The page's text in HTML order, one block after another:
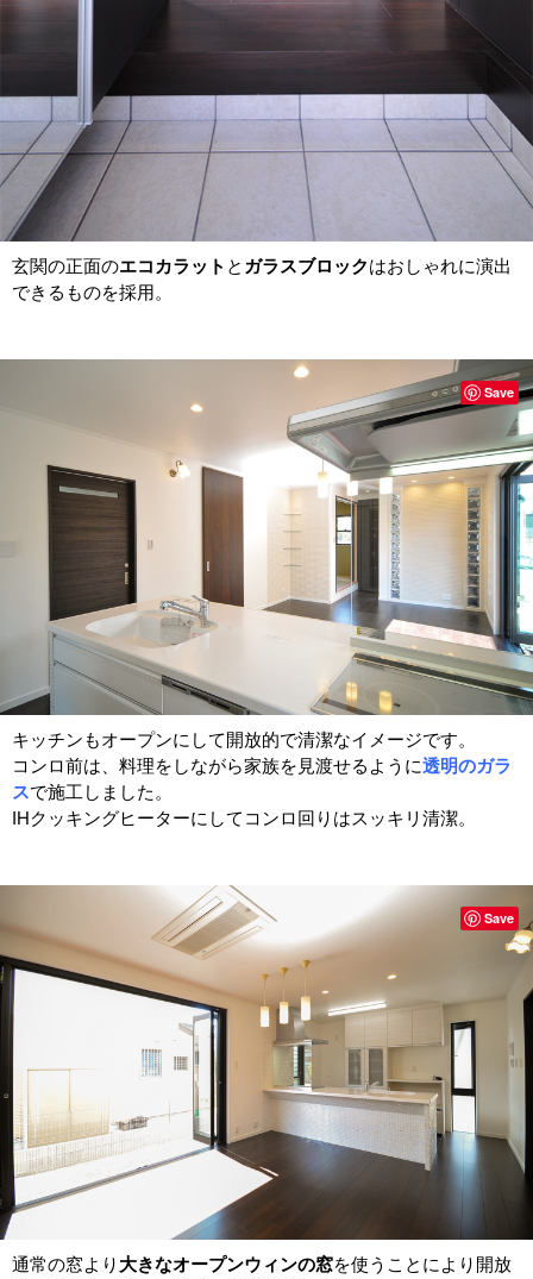
玄関の正面のエコカラット と ガラスブロックはおしゃれに演出
できるものを採用。
キッチンもオープンにして開放的で清潔なイメージです。
コンロ前は、料理をしながら家族を見渡せるように透明のガラ
スで施工しました。
IHクッキングヒーターにしてコンロ回りはスッキリ清潔。
Save
通常の窓より 大きなオープンウィンの窓を使うことにより開放
Save